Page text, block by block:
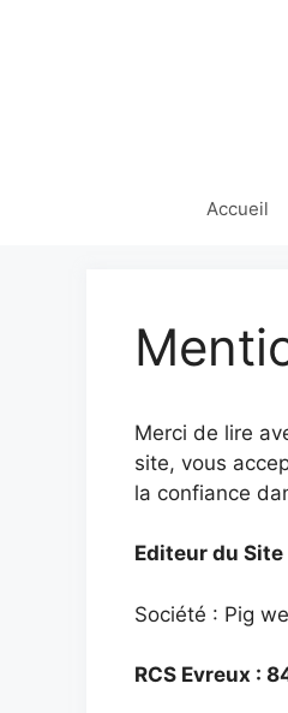
Accueil
Merci de lire
site, vous
la confiance
Editeur du Site
Société : Pig
RCS Evreux :